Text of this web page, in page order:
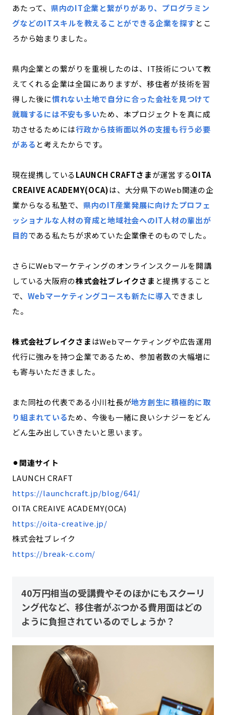
あたって、 県内のIT企業と繋がりがあり、プログラミン
グなどのITスキルを教えることができる企業を探すとこ
ろから始まりました。
県内企業との繋がりを重視したのは、IT技術について教
えてくれる企業は全国にありますが、移住者が技術を習
得した後に慣れない土地で自分に合った会社を見つけて
就職するには不安も多いため、本プロジェクトを真に成
功させるためには行政から技術面以外の支援も行う必要
がある と考えたからです。
現在提携しているLAUNCH CRAFTさまが運営するOITA
CREAIVE ACADEMY(OCA)は、大分県下のWeb関連の企
業からなる私塾で、 県内のIT産業発展に向けたプロフェ
ッショナルな人材の育成と地域社会へのIT人材の輩出が
目的である私たちが求めていた企業像そのものでした。
さらにWebマーケティングのオンラインスクールを開講
している大阪府の株式会社ブレイクさま と提携すること
で、 Webマーケティングコースも新たに導入でき まし
た。
株式会社ブレイクさま はWebマーケティングや広告運用
代行に強みを持つ企業であるため、参加者数の大幅増に
も寄与いただきました。
また同社の代表である小川社長が地方創生に積極的に取
り組まれているため、今後も一緒に良いシナジーをどん
どん生み出していきたいと思います。
⚫︎関連サイト
LAUNCH CRAFT
https://launchcraft.jp/blog/641/
OITA CREAIVE ACADEMY(OCA)
https://oita-creative.jp/
株式会社ブレイク
https://break-c.com/
40万円相当の受講費やそのほかにもスクーリ
ング代など、移住者がぶつかる費用面はどの
ように負担されているのでしょうか？